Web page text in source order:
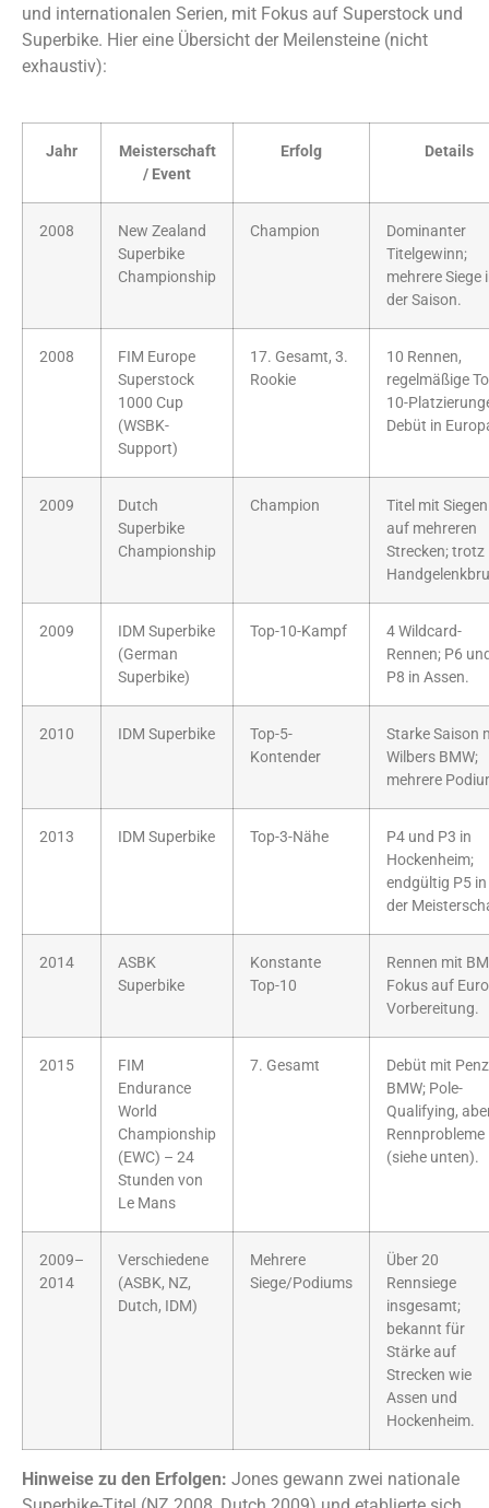
und internationalen Serien, mit Fokus auf Superstock und
Superbike. Hier eine Übersicht der Meilensteine (nicht
exhaustiv):
Jahr
Meisterschaft
/ Event
Erfolg Details
2008
New Zealand
Superbike
Championship
Champion
Dominanter
Titelgewinn;
mehrere Siege
der Saison.
2008
FIM Europe
Superstock
1000 Cup
(WSBK-
Support)
17. Gesamt, 3.
Rookie
10 Rennen,
regelmäßige
10-
Debüt in
2009
Dutch
Superbike
Championship
Champion
Titel mit Siegen
auf mehreren
Strecken; trotz
2009
IDM Superbike
(German
Superbike)
Top-10-Kampf
4 Wildcard-
Rennen; P6
P8 in Assen.
2010 IDM Superbike
Top-5-
Kontender
Starke Saison
Wilbers BMW;
mehrere
2013 IDM Superbike Top-3-Nähe
P4 und P3 in
Hockenheim;
endgültig P5 in
der
2014
ASBK
Superbike
Konstante
Top-10
Rennen mit
Fokus auf
Vorbereitung.
2015
FIM
Endurance
World
Championship
(EWC) – 24
Stunden von
Le Mans
7. Gesamt
Debüt mit
BMW; Pole-
Qualifying,
Rennprobleme
(siehe unten).
2009–
2014
Verschiedene
(ASBK, NZ,
Dutch, IDM)
Mehrere
Siege/Podiums
Über 20
Rennsiege
insgesamt;
bekannt für
Stärke auf
Strecken wie
Assen und
Hockenheim.
Hinweise zu den Erfolgen: Jones gewann zwei nationale